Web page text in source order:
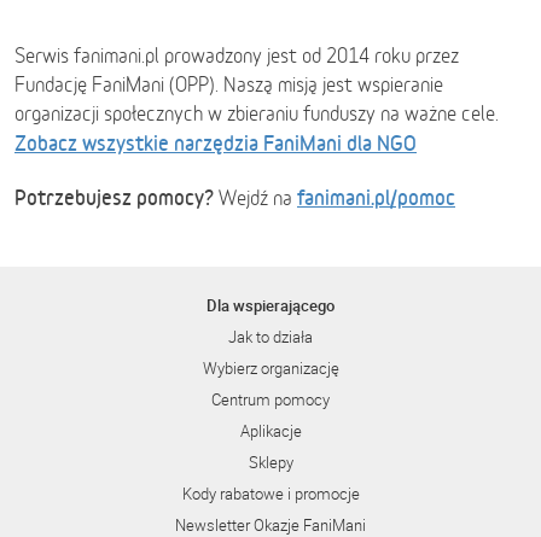
Serwis fanimani.pl prowadzony jest od 2014 roku przez
Fundację FaniMani (OPP). Naszą misją jest wspieranie
organizacji społecznych w zbieraniu funduszy na ważne cele.
Zobacz wszystkie narzędzia FaniMani dla NGO
Potrzebujesz pomocy? Wejdź na fanimani.pl/pomoc
Dla wspierającego
Jak to działa
Wybierz organizację
Centrum pomocy
Aplikacje
Sklepy
Kody rabatowe i promocje
Newsletter Okazje FaniMani